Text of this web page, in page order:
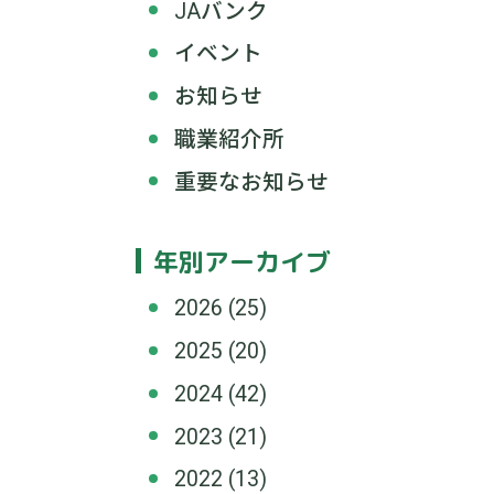
JAバンク
イベント
お知らせ
職業紹介所
重要なお知らせ
年別アーカイブ
2026 (25)
2025 (20)
2024 (42)
2023 (21)
2022 (13)